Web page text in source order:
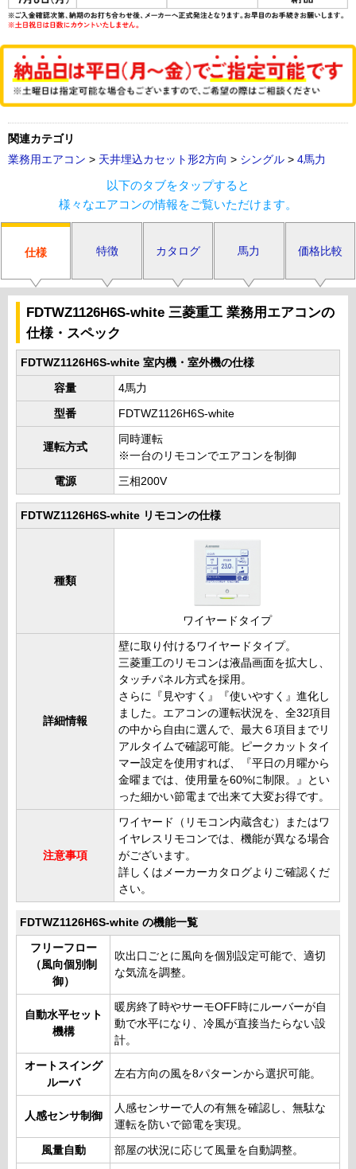
関連カテゴリ
業務用エアコン > 天井埋込カセット形2方向 > シングル > 4馬力
以下のタブをタップすると
様々なエアコンの情報をご覧いただけます。
仕様 特徴 カタログ 馬力 価格比較
FDTWZ1126H6S-white 三菱重工 業務用エアコンの
仕様・スペック
FDTWZ1126H6S-white 室内機・室外機の仕様
容量 4馬力
型番 FDTWZ1126H6S-white
運転方式
同時運転
※一台のリモコンでエアコンを制御
電源 三相200V
FDTWZ1126H6S-white リモコンの仕様
種類
ワイヤードタイプ
詳細情報
壁に取り付けるワイヤードタイプ。
三菱重工のリモコンは液晶画面を拡大し、
タッチパネル方式を採用。
さらに『見やすく』『使いやすく』進化し
ました。エアコンの運転状況を、全32項目
の中から自由に選んで、最大６項目までリ
アルタイムで確認可能。ピークカットタイ
マー設定を使用すれば、『平日の月曜から
金曜までは、使用量を60%に制限。』とい
った細かい節電まで出来て大変お得です。
注意事項
ワイヤード（リモコン内蔵含む）またはワ
イヤレスリモコンでは、機能が異なる場合
がございます。
詳しくはメーカーカタログよりご確認くだ
さい。
FDTWZ1126H6S-white の機能一覧
フリーフロー
（風向個別制
御）
吹出口ごとに風向を個別設定可能で、適切
な気流を調整。
自動水平セット
機構
暖房終了時やサーモOFF時にルーバーが自
動で水平になり、冷風が直接当たらない設
計。
オートスイング
ルーバ
左右方向の風を8パターンから選択可能。
人感センサ制御
人感センサーで人の有無を確認し、無駄な
運転を防いで節電を実現。
風量自動 部屋の状況に応じて風量を自動調整。